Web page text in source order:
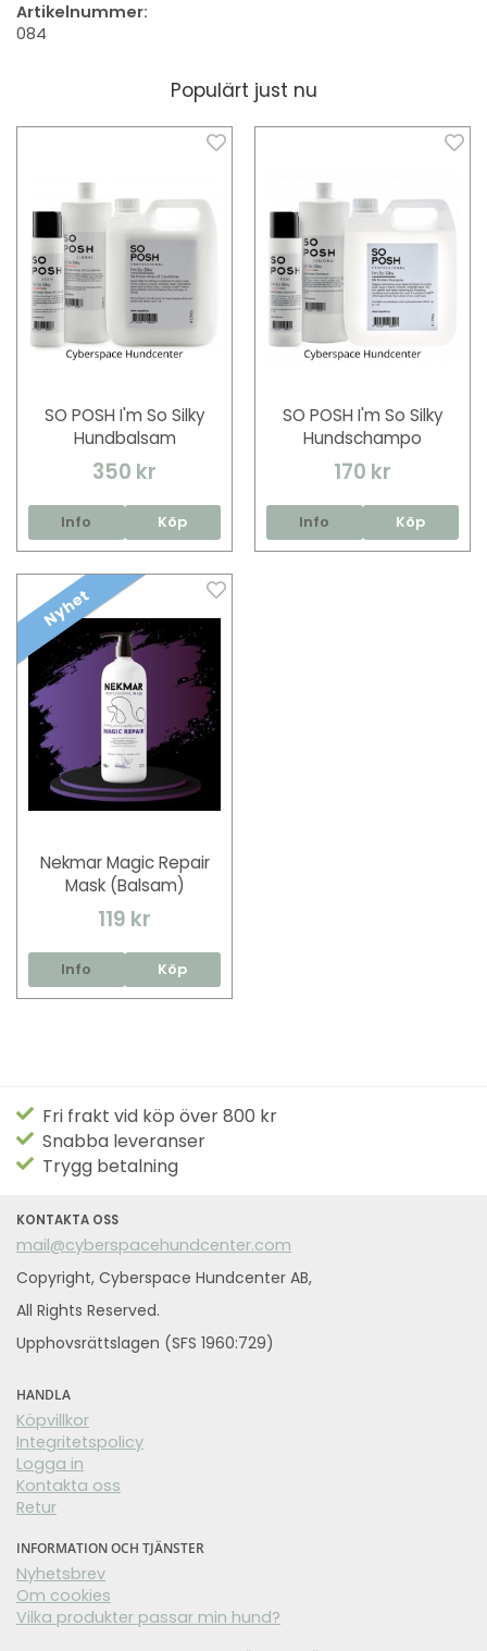
Artikelnummer:
084
Populärt just nu
SO POSH I'm So Silky
Hundbalsam
350 kr
Info Köp
SO POSH I'm So Silky
Hundschampo
170 kr
Info Köp
Nyhet
Nekmar Magic Repair
Mask (Balsam)
119 kr
Info Köp
Fri frakt vid köp över 800 kr
Snabba leveranser
Trygg betalning
KONTAKTA OSS
mail@cyberspacehundcenter.com
Copyright, Cyberspace Hundcenter AB,
All Rights Reserved.
Upphovsrättslagen (SFS 1960:729)
HANDLA
Köpvillkor
Integritetspolicy
Logga in
Kontakta oss
Retur
INFORMATION OCH TJÄNSTER
Nyhetsbrev
Om cookies
Vilka produkter passar min hund?